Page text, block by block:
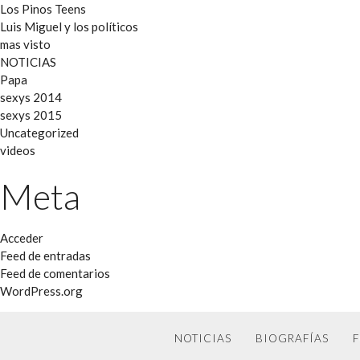
Los Pinos Teens
Luis Miguel y los políticos
mas visto
NOTICIAS
Papa
sexys 2014
sexys 2015
Uncategorized
videos
Meta
Acceder
Feed de entradas
Feed de comentarios
WordPress.org
NOTICIAS BIOGRAFÍAS